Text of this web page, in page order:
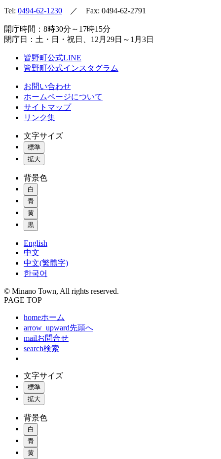
Tel: 0494-62-1230 ／ Fax: 0494-62-2791
開庁時間：8時30分～17時15分
閉庁日：土・日・祝日、12月29日～1月3日
皆野町公式LINE
皆野町公式インスタグラム
お問い合わせ
ホームページについて
サイトマップ
リンク集
文字サイズ
標準
拡大
背景色
白
青
黄
黒
English
中文
中文(繁體字)
한국어
© Minano Town, All rights reserved.
PAGE TOP
homeホーム
arrow_upward先頭へ
mailお問合せ
search検索
文字サイズ
標準
拡大
背景色
白
青
黄